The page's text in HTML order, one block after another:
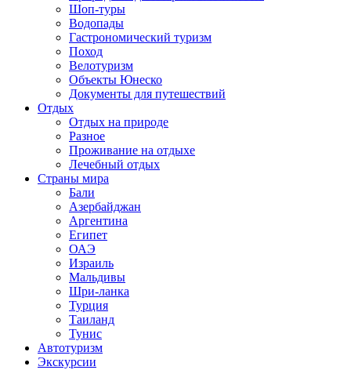
Шоп-туры
Водопады
Гастрономический туризм
Поход
Велотуризм
Объекты Юнеско
Документы для путешествий
Отдых
Отдых на природе
Разное
Проживание на отдыхе
Лечебный отдых
Страны мира
Бали
Азербайджан
Аргентина
Египет
ОАЭ
Израиль
Мальдивы
Шри-ланка
Турция
Таиланд
Тунис
Автотуризм
Экскурсии